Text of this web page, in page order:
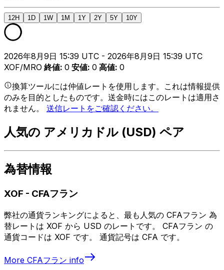
12H 1D 1W 1M 1Y 2Y 5Y 10Y
2026年8月9日 15:39 UTC - 2026年8月9日 15:39 UTC
XOF/MRO 終値: 0 安値: 0 高値: 0
換算ツールには仲値レートを使用します。これは情報提供
のみを目的としたものです。送金時にはこのレートは適用さ
れません。 送信レートをご確認ください。
人気の アメリカドル (USD) ペア
為替情報
XOF - CFAフラン
弊社の通貨ランキングによると、最も人気の CFAフラン 為
替レートは XOF から USD のレートです。 CFAフラン の
通貨コードは XOF です。 通貨記号は CFA です。
More CFAフラン info